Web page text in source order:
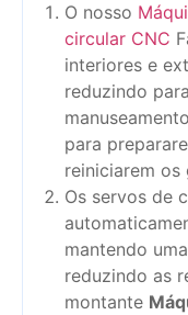
O nosso
circular CNC
interiores e
reduzindo
para
reiniciarem os
Os servos de
mantendo
reduzindo as
montante